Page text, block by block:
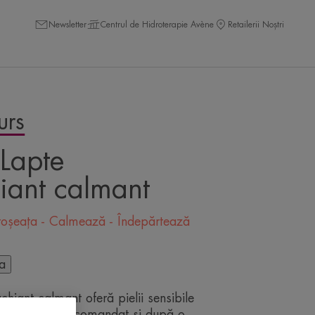
Newsletter Centrul de Hidroterapie Avène Retailerii Noștri
calmant
- Calmează - Îndepărtează
calmant oferă pielii sensibile